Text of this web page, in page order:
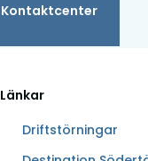
Kontaktcenter
Länkar
Driftstörningar